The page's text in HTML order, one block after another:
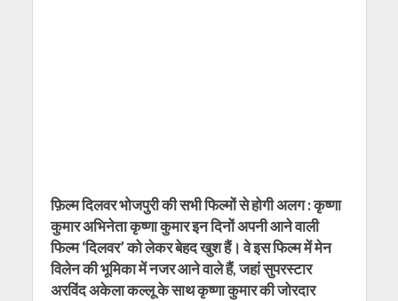
फ़िल्म दिलवर भोजपुरी की सभी फिल्मों से होगी अलग : कृष्णा
कुमार अभिनेता कृष्‍णा कुमार इन दिनों अपनी आने वाली
फिल्‍म ‘दिलवर’ को लेकर बेहद खुश हैं। वे इस फिल्‍म में मेन
विलेन की भूमिका में नजर आने वाले हैं, जहां सुपरस्‍टार
अरविंद अकेला कल्‍लू के साथ कृष्‍णा कुमार की जोरदार